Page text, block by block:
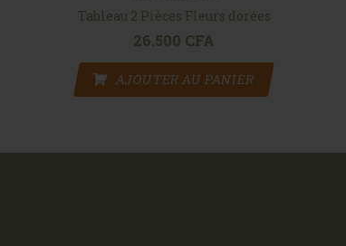
Tableau 2 Pièces Fleurs dorées
26.500 CFA
AJOUTER AU PANIER